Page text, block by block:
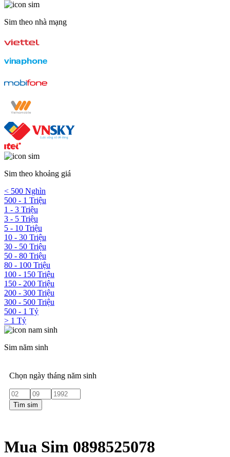
Sim theo nhà mạng
Sim theo khoảng giá
< 500 Nghìn
500 - 1 Triệu
1 - 3 Triệu
3 - 5 Triệu
5 - 10 Triệu
10 - 30 Triệu
30 - 50 Triệu
50 - 80 Triệu
80 - 100 Triệu
100 - 150 Triệu
150 - 200 Triệu
200 - 300 Triệu
300 - 500 Triệu
500 - 1 Tỷ
> 1 Tỷ
Sim năm sinh
Chọn ngày tháng năm sinh
Tìm sim
Mua Sim 0898525078